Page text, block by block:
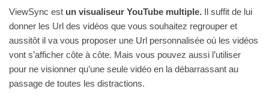
ViewSync est un visualiseur YouTube multiple. Il suffit de lui
donner les Url des vidéos que vous souhaitez regrouper et
aussitôt il va vous proposer une Url personnalisée où les vidéos
vont s’afficher côte à côte. Mais vous pouvez aussi l’utiliser
pour ne visionner qu’une seule vidéo en la débarrassant au
passage de toutes les distractions.